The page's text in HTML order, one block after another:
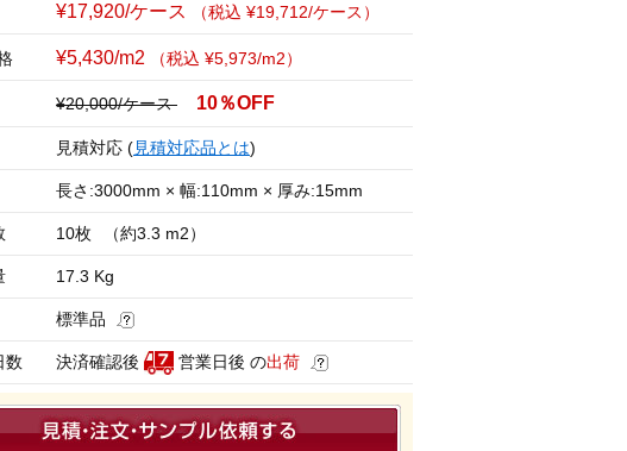
¥17,920/ケース （税込 ¥19,712/ケース）
¥5,430/m2 （税込 ¥5,973/m2）
¥20,000/ケース 10％OFF
見積対応 (見積対応品とは)
長さ:3000mm × 幅:110mm × 厚み:15mm
10枚 （約3.3 m2）
17.3 Kg
標準品
数 決済確認後 営業日後 の出荷